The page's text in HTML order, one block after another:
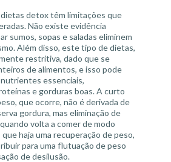
detox têm limitações que
Não existe evidência
sumos, sopas e saladas eliminem
Além disso, este tipo de dietas,
restritiva, dado que se
de alimentos, e isso pode
essenciais,
e gorduras boas. A curto
que ocorre, não é derivada de
gordura, mas eliminação de
volta a comer de modo
que haja uma recuperação de peso,
para uma flutuação de peso
de desilusão.